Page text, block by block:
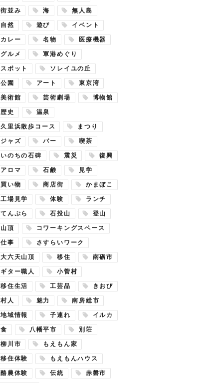
街並み 海 無人島
自然 遊び イベント
カレー 名物 医療機器
グルメ 軍港めぐり
スポット ソレイユの丘
公園 アート 東京湾
美術館 芸術劇場 博物館
歴史 温泉
久里浜散歩コース まつり
ジャズ バー 喫茶
いのちの石碑 震災 復興
アロマ 石鹸 見学
買い物 商店街 かまぼこ
工場見学 体験 ランチ
てんぷら 石投山 登山
山頂 コワーキングスペース
仕事 さすらいワーク
大六天山頂 移住 南砺市
ギター職人 小菅村
移住生活 工芸品 きおび
村人 魅力 南房総市
地域情報 子連れ イルカ
食 八幡平市 別荘
柳川市 もえもん家
移住体験 もえもんハウス
酪農体験 伝統 赤磐市